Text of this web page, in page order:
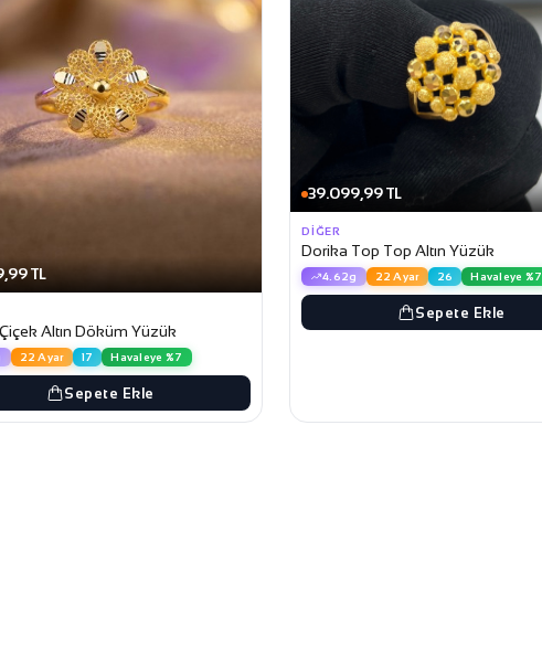
TL
Altın Döküm Yüzük
22 Ayar 17 Havaleye %7
Sepete Ekle
39.099,99 TL
DIĞER
Dorika Top Top Altın Yüzük
4.62g 22 Ayar 26 Havaleye %7
Sepete Ekle